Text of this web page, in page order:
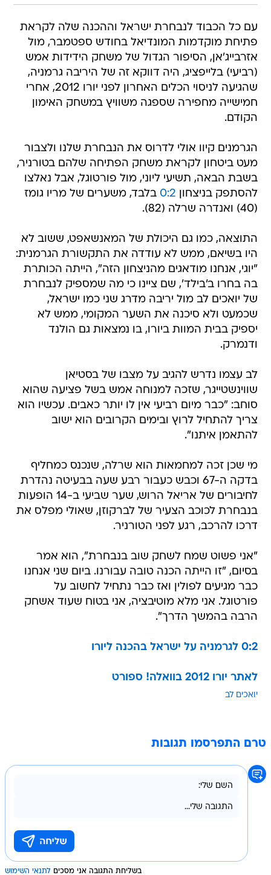
עם כל הכבוד לנבחרת ישראל וההכנה שלה לקראת
פתיחת מוקדמות המונדיאל בחודש ספטמבר, מול
אזרבייג'אן, הסיפור הגדול של משחק הידידות אמש
(רביעי) בלייפציג, היה דווקא זה של היריבה גרמניה,
שהגיעה לניסוי הכלים האחרון לפני יורו 2012, אחרי
חמישייה מחפירה שספגה משוויץ במשחק האימון
הקודם.
הגרמנים קיוו אולי לדרוס את הנבחרת שלנו ולצבור
מעט ביטחון לקראת משחק הפתיחה שלהם בטורניר,
בשבת הבאה, תשיעי ליוני, מול פורטוגל, אבל נאלצו
להסתפק בניצחון 0:2 בלבד, משערים של מריו גומז
(40) ואנדרה שרלה (82).
התוצאה, כמו גם היכולת של המאנשאפט, ששוב לא
היו בשיאם, ממש לא עודדה את התקשורת הגרמנית:
"יוגי, אנחנו מודאגים מהניצחון הזה", הייתה הכותרת
בה בחרו ב'בילד', שם ציינו כי מה שמספיק לנבחרת
של יואכים לב מול יריבה מדרג שני כמו ישראל,
שכמעט ולא סיכנה את השער המקומי, ממש לא
יספיק בבית המוות ביורו, בו נמצאות גם הולנד
ודנמרק.
לב עצמו נדרש להגיב על מצבו של בסטיאן
שווינשטייגר, שזכה למנוחה אמש בשל פציעה שהוא
סוחב: "כבר מיום רביעי אין לו יותר כאבים. עכשיו הוא
צריך להתחיל לרוץ ובימים הקרובים הוא ישוב
להתאמן איתנו".
מי שכן זכה למחמאות הוא שרלה, שנכנס כמחליף
בדקה ה-67 וכבש כעבור רבע שעה בבעיטה נהדרת
לחיבורים של אריאל הרוש, שער שביעי ב-14 הופעות
בנבחרת לכוכב הצעיר של לברקוזן, שאולי מפלס את
דרכו להרכב, רגע לפני הטורניר.
"אני פשוט שמח לשחק שוב בנבחרת", הוא אמר
בסיום, "זו הייתה הכנה טובה עבורנו. ביום שני אנחנו
כבר מגיעים לפולין ואז כבר נתחיל לחשוב על
פורטוגל. אני מלא מוטיבציה, אני בטוח שעוד אשחק
הרבה בהמשך הדרך".
0:2 לגרמניה על ישראל בהכנה ליורו
לאתר יורו 2012 בוואלה! ספורט
יואכים לב
טרם התפרסמו תגובות
בשליחת התגובה אני מסכים לתנאי השימוש